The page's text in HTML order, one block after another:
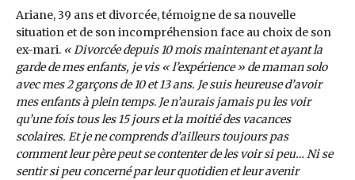
Ariane, 39 ans et divorcée, témoigne de sa nouvelle
situation et de son incompréhension face au choix de son
ex-mari. « Divorcée depuis 10 mois maintenant et ayant la
garde de mes enfants, je vis « l’expérience » de maman solo
avec mes 2 garçons de 10 et 13 ans. Je suis heureuse d’avoir
mes enfants à plein temps. Je n’aurais jamais pu les voir
qu’une fois tous les 15 jours et la moitié des vacances
scolaires. Et je ne comprends d’ailleurs toujours pas
comment leur père peut se contenter de les voir si peu… Ni se
sentir si peu concerné par leur quotidien et leur avenir